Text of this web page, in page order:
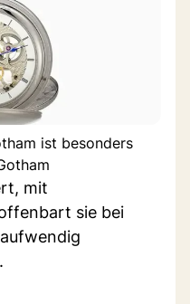
ist besonders
mit
sie bei